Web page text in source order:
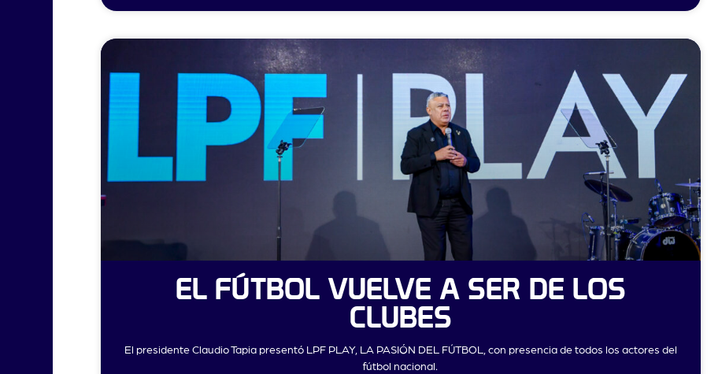
EL FÚTBOL VUELVE A SER DE LOS
CLUBES
El presidente Claudio Tapia presentó LPF PLAY, LA PASIÓN DEL FÚTBOL, con presencia de todos los actores del
fútbol nacional.